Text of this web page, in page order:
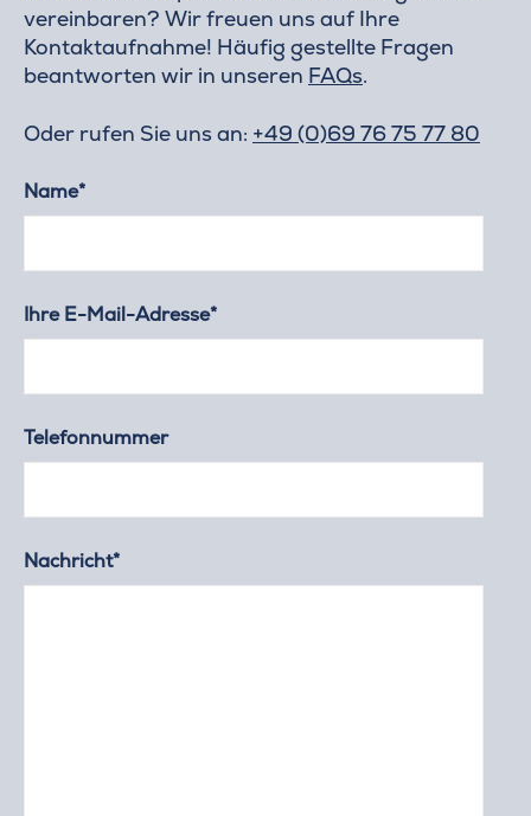
vereinbaren? Wir freuen uns auf Ihre
Kontaktaufnahme! Häufig gestellte Fragen
beantworten wir in unseren FAQs.
Oder rufen Sie uns an: +49 (0)69 76 75 77 80
Name*
Ihre E-Mail-Adresse*
Telefonnummer
Nachricht*